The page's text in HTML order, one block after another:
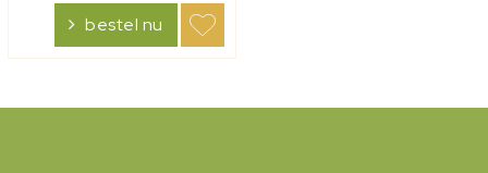
vraag is, hoe sterven wij?
Uitgangspunt voor dit boek
is Openbaring 14:13: ‘Zalig
bestel nu